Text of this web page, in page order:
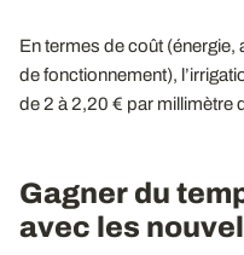
En termes de coût
de fonctionnement),
de 2 à 2,20 € par millimètre
Gagner du
avec les